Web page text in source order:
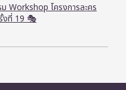
Workshop โครงการละคร
งที่ 19 🎭